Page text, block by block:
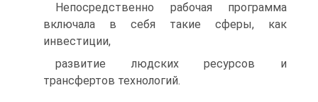
Непосредственно рабочая программа
включала в себя такие сферы, как
инвестиции,
развитие людских ресурсов и
трансфертов технологий.